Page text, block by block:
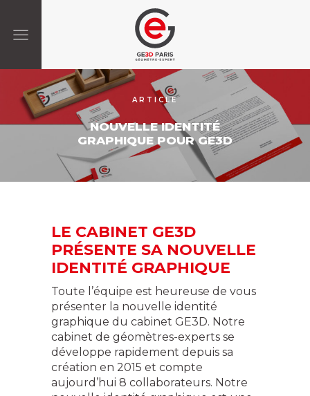
ARTICLE
NOUVELLE IDENTITÉ
GRAPHIQUE POUR GE3D
LE CABINET GE3D
PRÉSENTE SA NOUVELLE
IDENTITÉ GRAPHIQUE
Toute l’équipe est heureuse de vous
présenter la nouvelle identité
graphique du cabinet GE3D. Notre
cabinet de géomètres-experts se
développe rapidement depuis sa
création en 2015 et compte
aujourd’hui 8 collaborateurs. Notre